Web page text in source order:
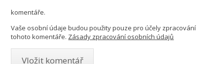
komentáře.
Vaše osobní údaje budou použity pouze pro účely zpracování
tohoto komentáře. Zásady zpracování osobních údajů